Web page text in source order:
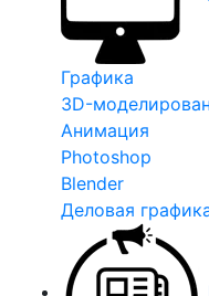
Графика
3D-
Анимация
Photoshop
Blender
Деловая